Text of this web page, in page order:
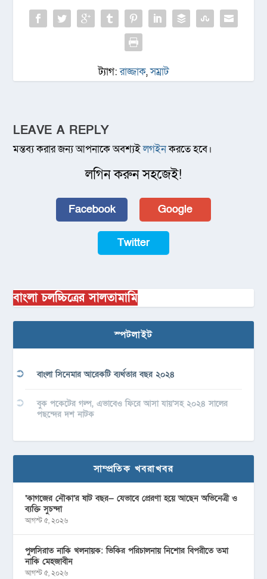
ট্যাগ:রাজ্জাক,সম্রাট
LEAVE A REPLY
মন্তব্য করার জন্য আপনাকে অবশ্যইলগইনকরতে হবে।
লগিন করুন সহজেই!
Facebook Google
Twitter
বাংলা চলচ্চিত্রের সালতামামি
স্পটলাইট
বাংলা সিনেমার আরেকটি ব্যর্থতার বছর ২০২৪
বুক পকেটের গল্প, এভাবেও ফিরে আসা যায়’সহ ২০২৪ সালের
পছন্দের দশ নাটক
সাম্প্রতিক খবরাখবর
‘কাগজের নৌকা’র ষাট বছর— যেভাবে প্রেরণা হয়ে আছেন অভিনেত্রী ও
ব্যক্তি সুচন্দা
আগস্ট ৫, ২০২৬
পুলসিরাত নাকি খলনায়ক: ভিকির পরিচালনায় নিশোর বিপরীতে তমা
নাকি মেহজাবীন
আগস্ট ৫, ২০২৬